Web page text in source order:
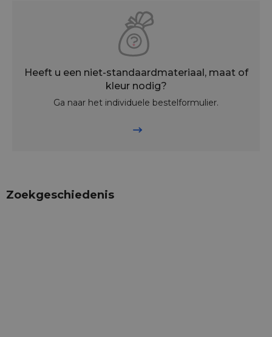
Heeft u een niet-standaardmateriaal, maat of
kleur nodig?
Ga naar het individuele bestelformulier.
Zoekgeschiedenis